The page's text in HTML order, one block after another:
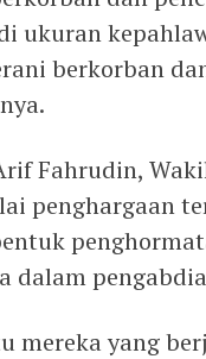
ukuran
berkorban
Fahrudin,
penghargaan
dalam
mereka yang